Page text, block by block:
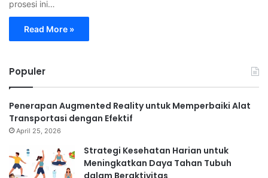
prosesi ini…
Read More »
Populer
Penerapan Augmented Reality untuk Memperbaiki Alat
Transportasi dengan Efektif
April 25, 2026
Strategi Kesehatan Harian untuk
Meningkatkan Daya Tahan Tubuh
dalam Beraktivitas